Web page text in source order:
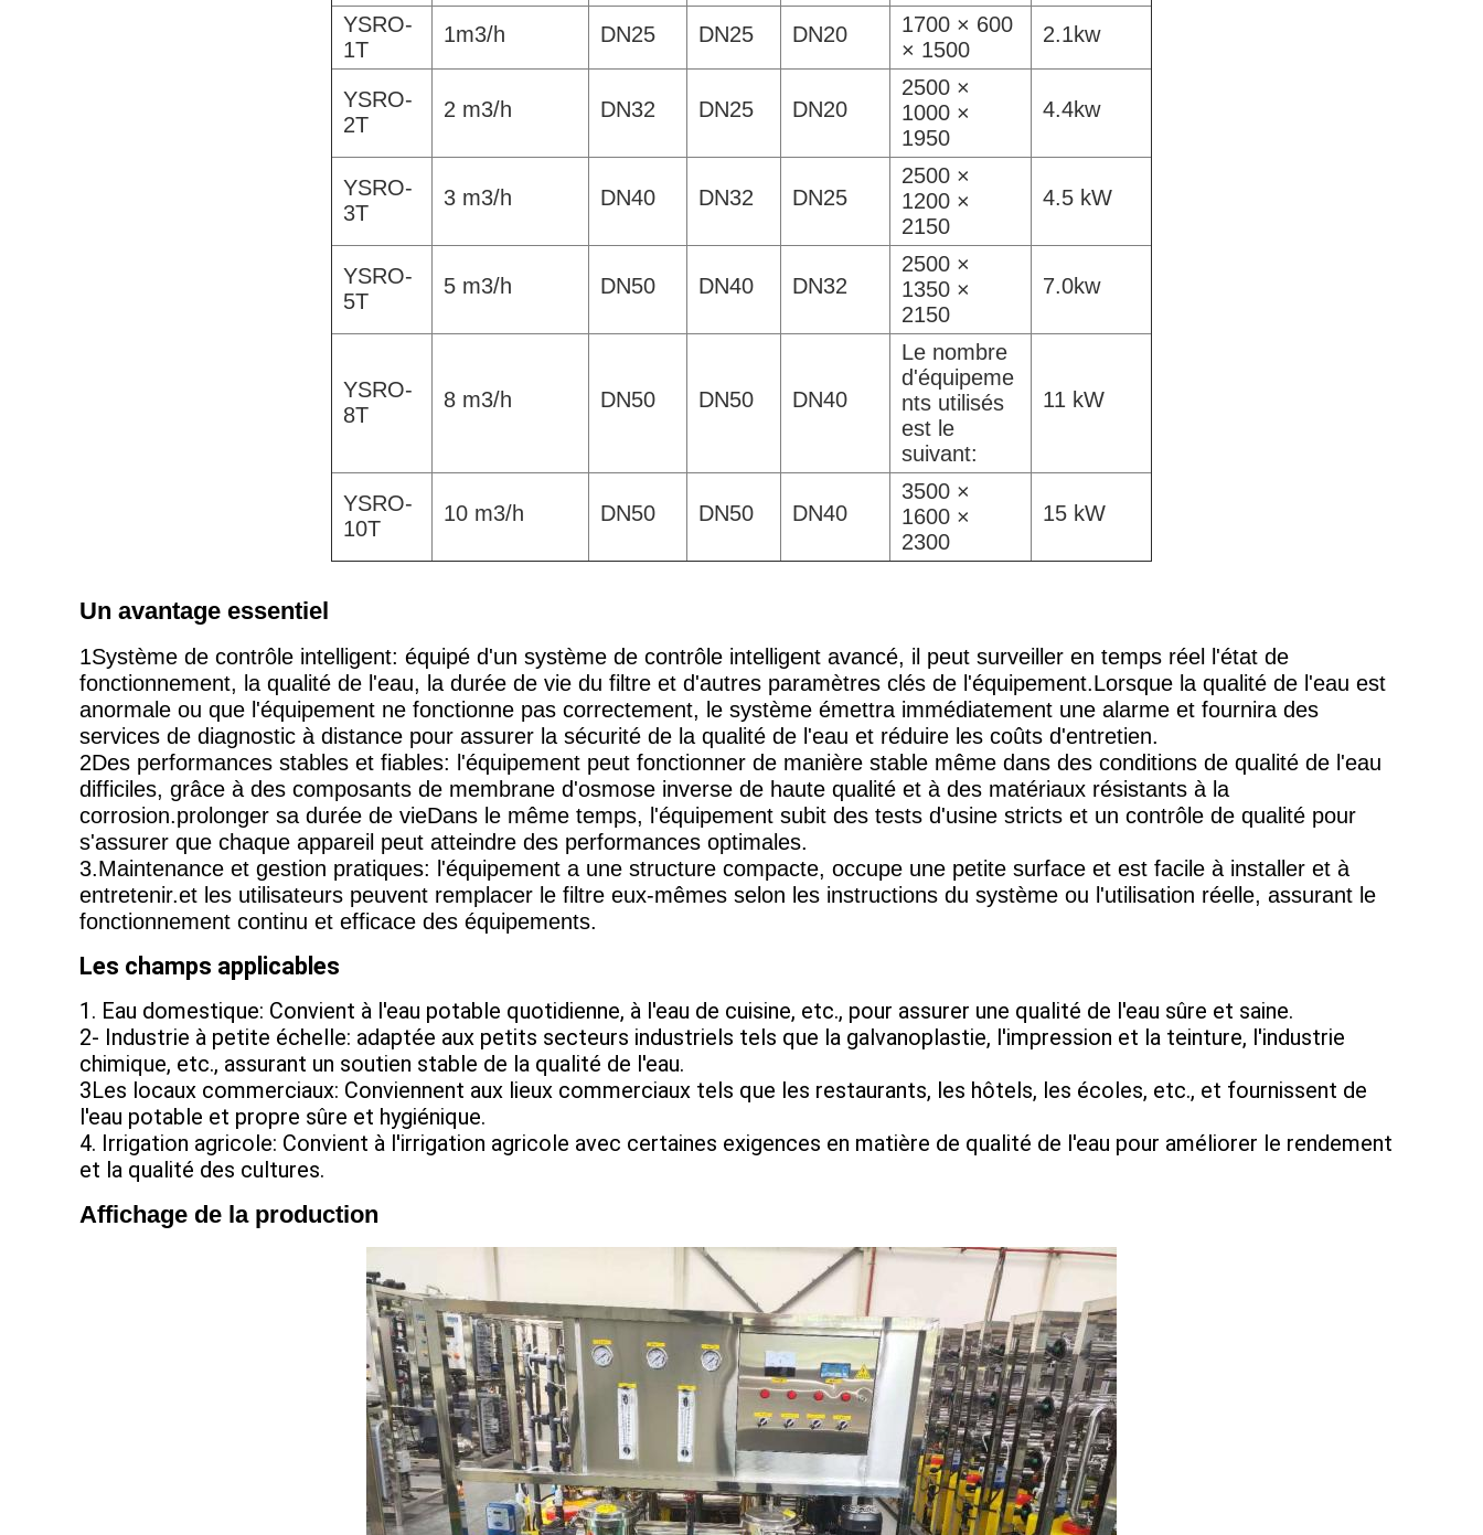
YSRO-
1T
1m3/h DN25 DN25 DN20
1700 × 600
× 1500
2.1kw
YSRO-
2T
2 m3/h DN32 DN25 DN20
2500 ×
1000 ×
1950
4.4kw
YSRO-
3T
3 m3/h DN40 DN32 DN25
2500 ×
1200 ×
2150
4.5 kW
YSRO-
5T
5 m3/h DN50 DN40 DN32
2500 ×
1350 ×
2150
7.0kw
YSRO-
8T
8 m3/h DN50 DN50 DN40
Le nombre
d'équipeme
nts utilisés
est le
suivant:
11 kW
YSRO-
10T
10 m3/h DN50 DN50 DN40
3500 ×
1600 ×
2300
15 kW
Un avantage essentiel
1Système de contrôle intelligent: équipé d'un système de contrôle intelligent avancé, il peut surveiller en temps réel l'état de
fonctionnement, la qualité de l'eau, la durée de vie du filtre et d'autres paramètres clés de l'équipement.Lorsque la qualité de l'eau est
anormale ou que l'équipement ne fonctionne pas correctement, le système émettra immédiatement une alarme et fournira des
services de diagnostic à distance pour assurer la sécurité de la qualité de l'eau et réduire les coûts d'entretien.
2Des performances stables et fiables: l'équipement peut fonctionner de manière stable même dans des conditions de qualité de l'eau
difficiles, grâce à des composants de membrane d'osmose inverse de haute qualité et à des matériaux résistants à la
corrosion.prolonger sa durée de vieDans le même temps, l'équipement subit des tests d'usine stricts et un contrôle de qualité pour
s'assurer que chaque appareil peut atteindre des performances optimales.
3.Maintenance et gestion pratiques: l'équipement a une structure compacte, occupe une petite surface et est facile à installer et à
entretenir.et les utilisateurs peuvent remplacer le filtre eux-mêmes selon les instructions du système ou l'utilisation réelle, assurant le
fonctionnement continu et efficace des équipements.
Les champs applicables
1. Eau domestique: Convient à l'eau potable quotidienne, à l'eau de cuisine, etc., pour assurer une qualité de l'eau sûre et saine.
2- Industrie à petite échelle: adaptée aux petits secteurs industriels tels que la galvanoplastie, l'impression et la teinture, l'industrie
chimique, etc., assurant un soutien stable de la qualité de l'eau.
3Les locaux commerciaux: Conviennent aux lieux commerciaux tels que les restaurants, les hôtels, les écoles, etc., et fournissent de
l'eau potable et propre sûre et hygiénique.
4. Irrigation agricole: Convient à l'irrigation agricole avec certaines exigences en matière de qualité de l'eau pour améliorer le rendement
et la qualité des cultures.
Affichage de la production